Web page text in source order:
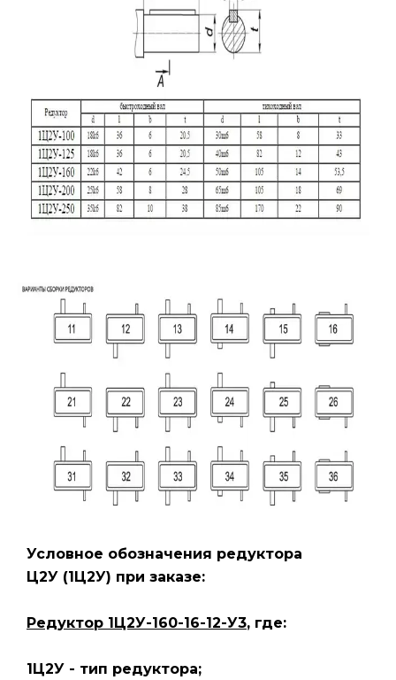
Условное обозначения редуктора
Ц2У (1Ц2У) при заказе:
Редуктор 1Ц2У-160-16-12-У3, где:
1Ц2У - тип редуктора;